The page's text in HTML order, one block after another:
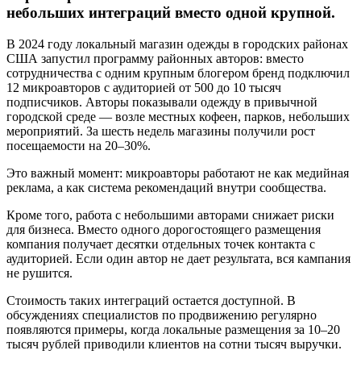
небольших интеграций вместо одной крупной.
В 2024 году локальный магазин одежды в городских районах
США запустил программу районных авторов: вместо
сотрудничества с одним крупным блогером бренд подключил
12 микроавторов с аудиторией от 500 до 10 тысяч
подписчиков. Авторы показывали одежду в привычной
городской среде — возле местных кофеен, парков, небольших
мероприятий. За шесть недель магазины получили рост
посещаемости на 20–30%.
Это важный момент: микроавторы работают не как медийная
реклама, а как система рекомендаций внутри сообщества.
Кроме того, работа с небольшими авторами снижает риски
для бизнеса. Вместо одного дорогостоящего размещения
компания получает десятки отдельных точек контакта с
аудиторией. Если один автор не дает результата, вся кампания
не рушится.
Стоимость таких интеграций остается доступной. В
обсуждениях специалистов по продвижению регулярно
появляются примеры, когда локальные размещения за 10–20
тысяч рублей приводили клиентов на сотни тысяч выручки.